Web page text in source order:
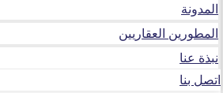
المدونة
المطورين العقاريين
نبذة عنا
اتصل بنا